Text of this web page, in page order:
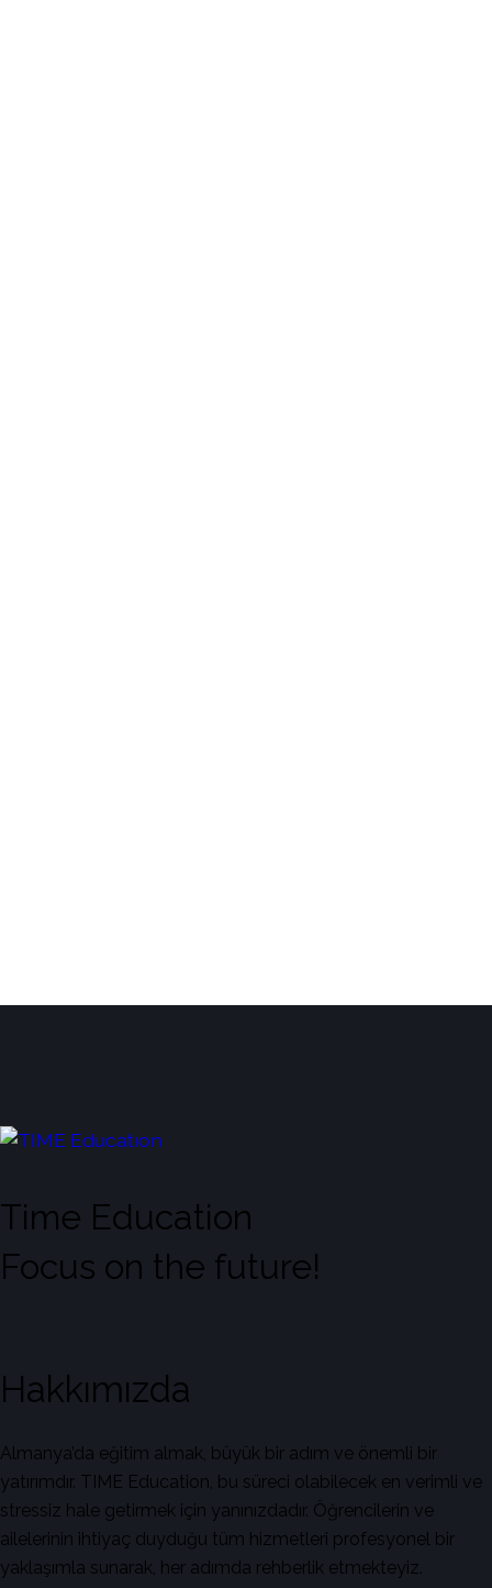
Time Education
Focus on the future!
Hakkımızda
Almanya’da eğitim almak, büyük bir adım ve önemli bir
yatırımdır. TIME Education, bu süreci olabilecek en verimli ve
stressiz hale getirmek için yanınızdadır. Öğrencilerin ve
ailelerinin ihtiyaç duyduğu tüm hizmetleri profesyonel bir
yaklaşımla sunarak, her adımda rehberlik etmekteyiz.